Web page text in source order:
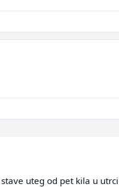
uteg od pet kila u